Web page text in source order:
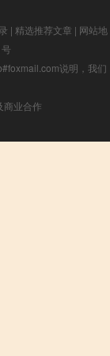
| 精选推荐文章 | 网站地
说明，我们
商业合作